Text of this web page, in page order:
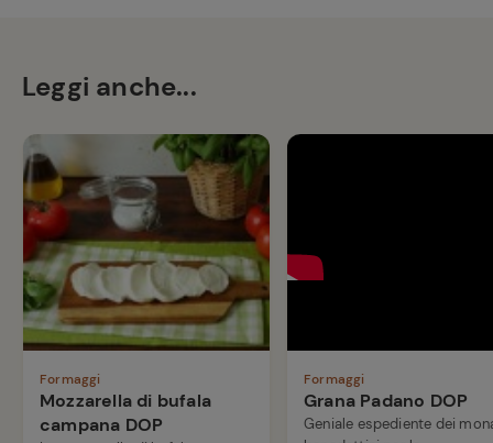
Leggi anche...
Formaggi
Mozzarella di bufala
campana DOP
Formaggi
Grana Padano DOP
Geniale espediente dei